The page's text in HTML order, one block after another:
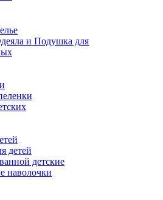
и Подушка для
детей
детские
наволочки